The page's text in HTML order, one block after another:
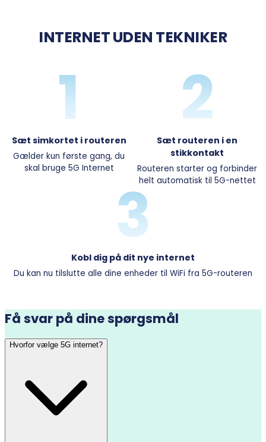
INTERNET UDEN TEKNIKER
1
Sæt simkortet i routeren
Gælder kun første gang, du
skal bruge 5G Internet
2
Sæt routeren i en
stikkontakt
Routeren starter og forbinder
helt automatisk til 5G-nettet
3
Kobl dig på dit nye internet
Du kan nu tilslutte alle dine enheder til WiFi fra 5G-routeren
Få svar på dine spørgsmål
Hvorfor vælge 5G internet?